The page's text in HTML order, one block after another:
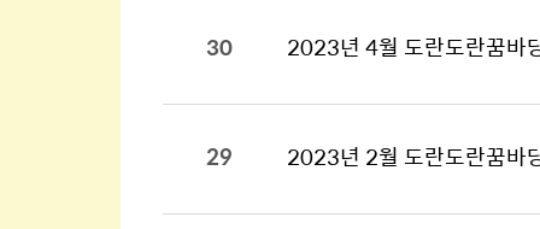
30 2023년 4월 도란도란꿈바
29 2023년 2월 도란도란꿈바